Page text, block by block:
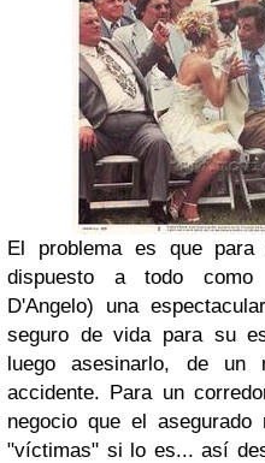
El problema es que para
dispuesto a todo como
D'Angelo) una
seguro de vida para su
luego asesinarlo, de un
accidente. Para un
negocio que el
"víctimas" si lo es... así